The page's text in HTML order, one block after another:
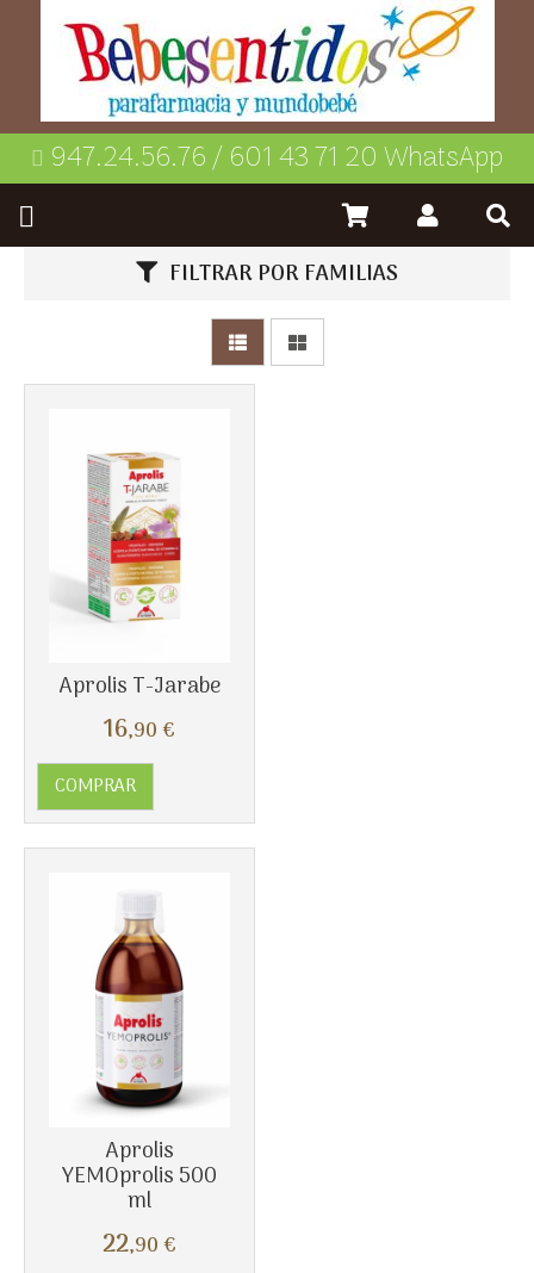
947.24.56.76 / 601 43 71 20 WhatsApp
FILTRAR POR FAMILIAS
Aprolis T-Jarabe
16,90 €
COMPRAR
Aprolis
YEMOprolis 500
ml
22,90 €